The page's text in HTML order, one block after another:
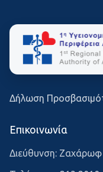
Δήλωση
Επικοινωνία
Διεύθυνση: Ζαχάρωφ